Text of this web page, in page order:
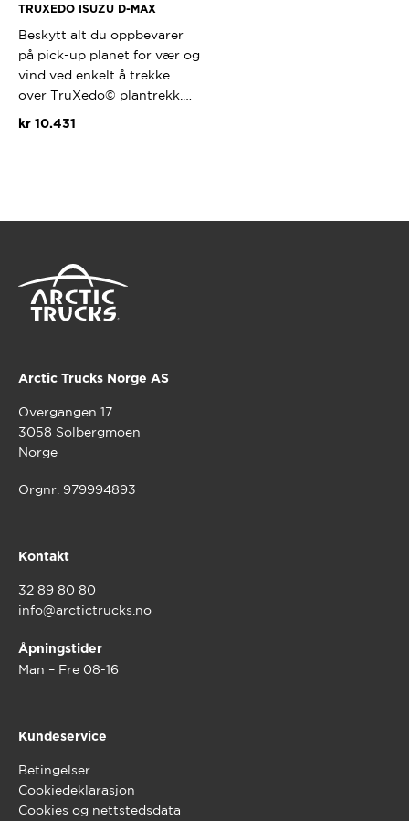
TRUXEDO ISUZU D-MAX
Beskytt alt du oppbevarer
på pick-up planet for vær og
vind ved enkelt å trekke
over TruXedo© plantrekk.…
kr10.431
flere
Arctic Trucks Norge AS
Overgangen 17
3058 Solbergmoen
Norge
Orgnr. 979994893
Kontakt
32 89 80 80
info@arctictrucks.no
Åpningstider
Man – Fre 08-16
Kundeservice
Betingelser
Cookiedeklarasjon
Cookies og nettstedsdata